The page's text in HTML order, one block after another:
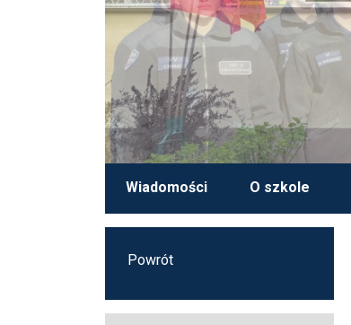
Wiadomości O szkole
Powrót